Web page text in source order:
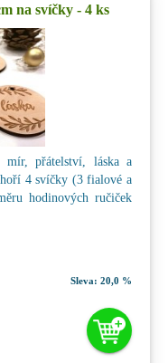
na svíčky - 4 ks
mír, přátelství, láska a
4 svíčky (3 fialové a
hodinových ručiček
Sleva: 20,0 %